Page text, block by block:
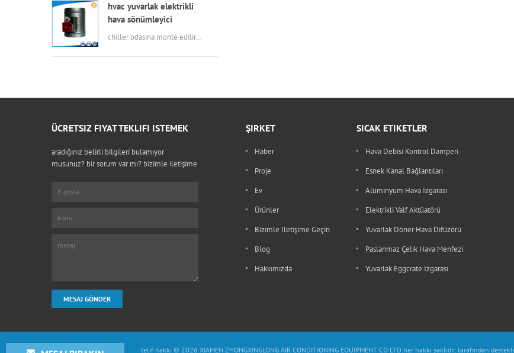
hvac yuvarlak elektrikli
hava sönümleyici
chiller odasına monte edilir ve yaz aylarında eksenel fan ile iç içe geçilir, aksiyal fanlar çalışırken, sönümleyici soğutucular tarafından üretilen havayı dışarı atmaya çalışıyor, kışın aksiyal fan çalışmıyor ve sönümleyiciler de sıcaklığı içeride tutmak için kapalı durumda kalıyorlar.
ÜCRETSIZ FIYAT TEKLIFI ISTEMEK
aradığınız belirli bilgileri bulamıyor
musunuz? bir sorum var mı? bizimle iletişime
ŞIRKET
Haber
Proje
Ev
Ürünler
Bizimle Iletişime Geçin
Blog
Hakkımızda
SICAK ETIKETLER
Hava Debisi Kontrol Damperi
Esnek Kanal Bağlantıları
Alüminyum Hava Izgarası
Elektrikli Valf Aktüatörü
Yuvarlak Döner Hava Difüzörü
Paslanmaz Çelik Hava Menfezi
Yuvarlak Eggcrate Izgarası
telif hakkı © 2026 XIAMEN ZHONGXINGLONG AIR CONDITIONING EQUIPMENT CO LTD.her hakkı saklıdır. tarafından